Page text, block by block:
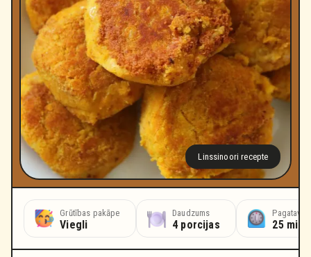
Linssinoori recepte
Grūtības pakāpe
Viegli
Daudzums
4 porcijas 25